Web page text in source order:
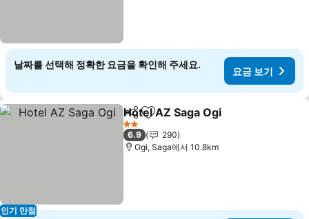
날짜를 선택해 정확한 요금을 확인해 주세요.
요금 보기
인기 만점
공유 즐겨찾기에 추가
Hotel AZ Saga Ogi
2 성급
6.9
290
Ogi, Saga에서 10.8km